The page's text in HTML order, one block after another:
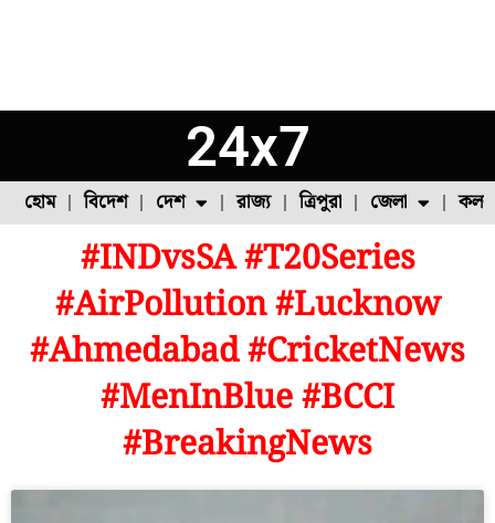
24x7
হোম বিদেশ দেশ
ফুল চাষ ফল চাষ মাছ চাষ
রাজ্য ত্রিপুরা জেলা
উত্তর ২৪ পরগনা
#INDvsSA #T20Series
#AirPollution #Lucknow
#Ahmedabad #CricketNews
#MenInBlue #BCCI
#BreakingNews